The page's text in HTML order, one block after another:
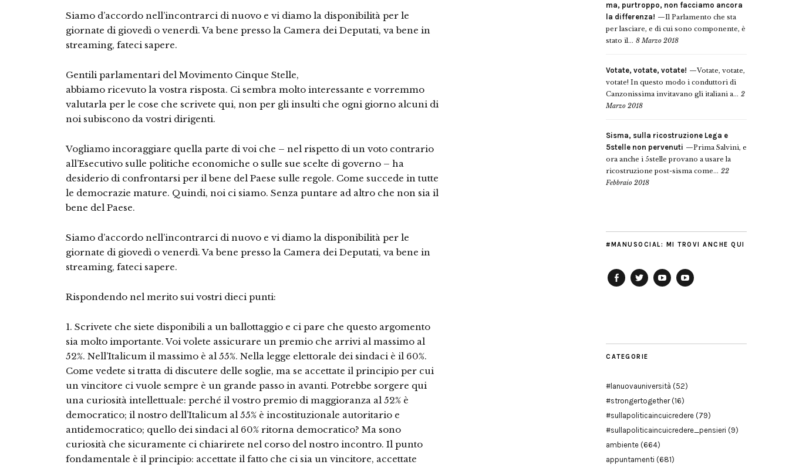
Siamo d’accordo nell’incontrarci di nuovo e vi diamo la disponibilità per le
giornate di giovedì o venerdì. Va bene presso la Camera dei Deputati, va bene in
streaming, fateci sapere.
Gentili parlamentari del Movimento Cinque Stelle,
abbiamo ricevuto la vostra risposta. Ci sembra molto interessante e vorremmo
valutarla per le cose che scrivete qui, non per gli insulti che ogni giorno alcuni di
noi subiscono da vostri dirigenti.
Vogliamo incoraggiare quella parte di voi che – nel rispetto di un voto contrario
all’Esecutivo sulle politiche economiche o sulle sue scelte di governo – ha
desiderio di confrontarsi per il bene del Paese sulle regole. Come succede in tutte
le democrazie mature. Quindi, noi ci siamo. Senza puntare ad altro che non sia il
bene del Paese.
Siamo d’accordo nell’incontrarci di nuovo e vi diamo la disponibilità per le
giornate di giovedì o venerdì. Va bene presso la Camera dei Deputati, va bene in
streaming, fateci sapere.
Rispondendo nel merito sui vostri dieci punti:
1. Scrivete che siete disponibili a un ballottaggio e ci pare che questo argomento
sia molto importante. Voi volete assicurare un premio che arrivi al massimo al
52%. Nell’Italicum il massimo è al 55%. Nella legge elettorale dei sindaci è il 60%.
Come vedete si tratta di discutere delle soglie, ma se accettate il principio per cui
un vincitore ci vuole sempre è un grande passo in avanti. Potrebbe sorgere qui
una curiosità intellettuale: perché il vostro premio di maggioranza al 52% è
democratico; il nostro dell’Italicum al 55% è incostituzionale autoritario e
antidemocratico; quello dei sindaci al 60% ritorna democratico? Ma sono
curiosità che sicuramente ci chiarirete nel corso del nostro incontro. Il punto
fondamentale è il principio: accettate il fatto che ci sia un vincitore, accettate
ma, purtroppo, non facciamo ancora
la differenza!
Il Parlamento che sta
per lasciare, e di cui sono componente, è
stato il... 8 Marzo 2018
Votate, votate, votate!
Votate, votate,
votate! In questo modo i conduttori di
Canzonissima invitavano gli italiani a... 2
Marzo 2018
Sisma, sulla ricostruzione Lega e
5stelle non pervenuti
Prima Salvini, e
ora anche i 5stelle provano a usare la
ricostruzione post-sisma come... 22
Febbraio 2018
#MANUSOCIAL: MI TROVI ANCHE QUI
CATEGORIE
#lanuovauniversità (52)
#strongertogether(16)
#sullapoliticaincuicredere (79)
#sullapoliticaincuicredere_pensieri (9)
ambiente (664)
appuntamenti (681)